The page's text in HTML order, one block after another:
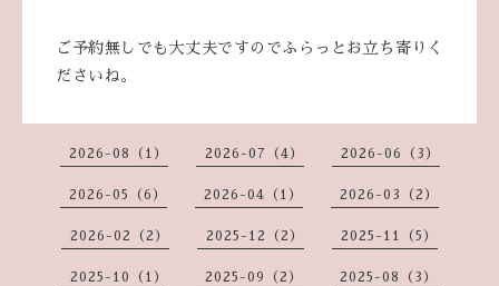
ご予約無しでも大丈夫ですのでふらっとお立ち寄りく
ださいね。
2026-08（1） 2026-07（4） 2026-06（3）
2026-05（6） 2026-04（1） 2026-03（2）
2026-02（2） 2025-12（2） 2025-11（5）
2025-10（1） 2025-09（2） 2025-08（3）